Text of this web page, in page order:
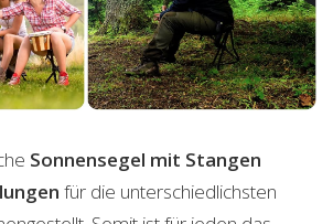
Sonnensegel mit Stangen
für die unterschiedlichsten